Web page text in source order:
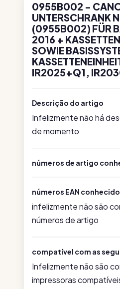
0955B002 -
UNTERSCHRANK
(0955B002) FÜR
2016 +
SOWIE
IR2025+Q1,
Descrição do artigo
Infelizmente não há
de momento
números de artigo
números EAN
infelizmente não são
números de artigo
compatível com as
Infelizmente não são
impressoras